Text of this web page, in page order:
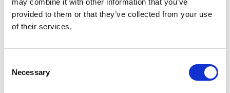
may combine it with other information that you’ve
provided to them or that they’ve collected from your use
of their services.
Selection
Necessary